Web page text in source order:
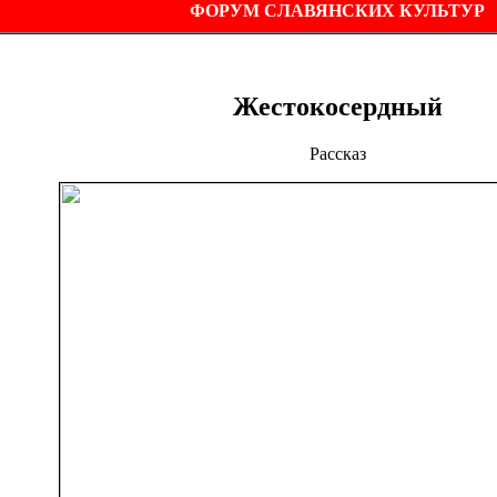
ФОРУМ СЛАВЯНСКИХ КУЛЬТУР
Жестокосердный
Рассказ